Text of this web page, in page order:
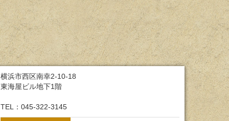
横浜市西区南幸2-10-18
東海屋ビル地下1階
TEL：045-322-3145